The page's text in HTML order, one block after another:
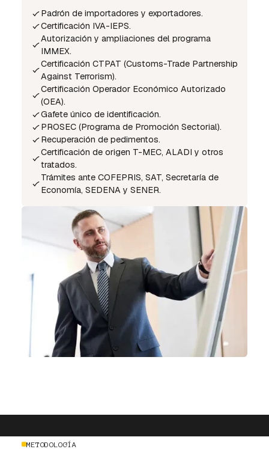
Padrón de importadores y exportadores.
Certificación IVA-IEPS.
Autorización y ampliaciones del programa
IMMEX.
Certificación CTPAT (Customs-Trade Partnership
Against Terrorism).
Certificación Operador Económico Autorizado
(OEA).
Gafete único de identificación.
PROSEC (Programa de Promoción Sectorial).
Recuperación de pedimentos.
Certificación de origen T-MEC, ALADI y otros
tratados.
Trámites ante COFEPRIS, SAT, Secretaría de
Economía, SEDENA y SENER.
METODOLOGÍA